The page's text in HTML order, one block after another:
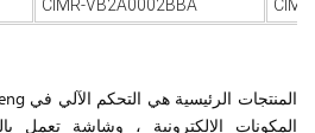
CIMR-VB2A0002BBA
المكونات الإلكترونية ، وشاشة تعمل